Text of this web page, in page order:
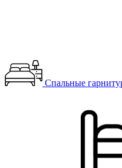
Спальные